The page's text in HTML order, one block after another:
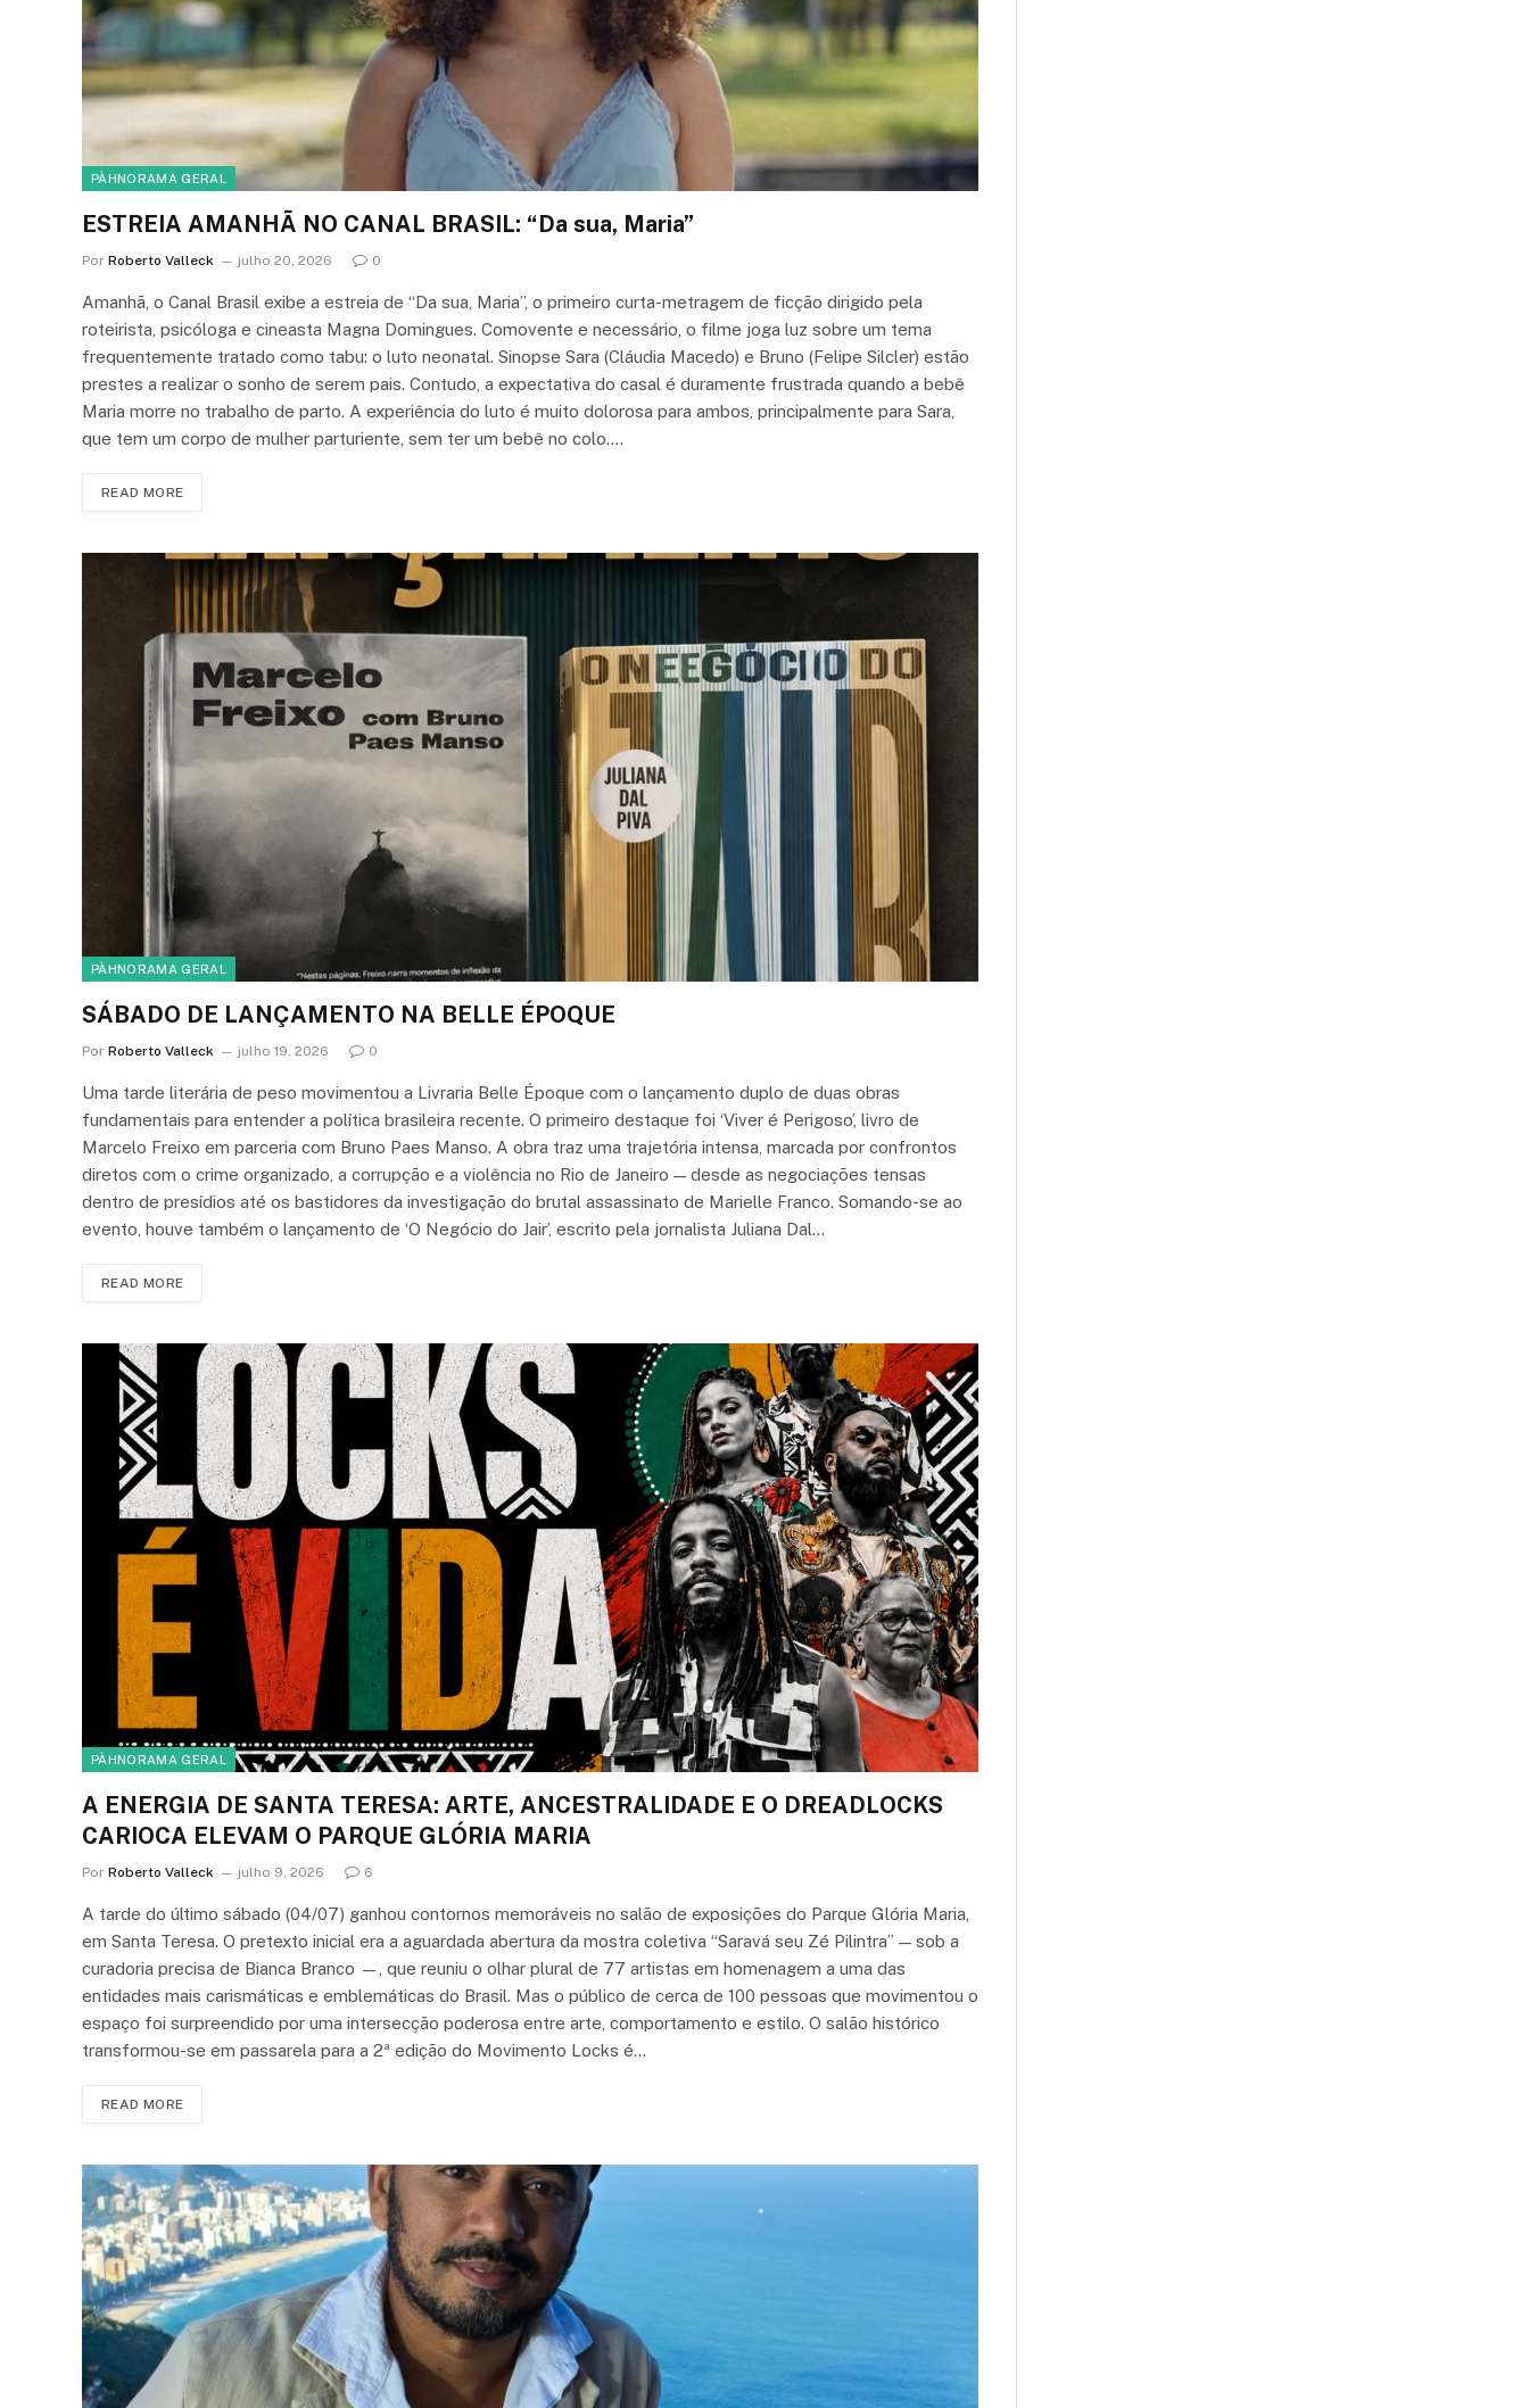
PÀHNORAMA GERAL
ESTREIA AMANHÃ NO CANAL BRASIL: “Da sua, Maria”
Por Roberto Valleck julho 20, 2026 0
Amanhã, o Canal Brasil exibe a estreia de “Da sua, Maria”, o primeiro curta-metragem de ficção dirigido pela
roteirista, psicóloga e cineasta Magna Domingues. Comovente e necessário, o filme joga luz sobre um tema
frequentemente tratado como tabu: o luto neonatal. Sinopse Sara (Cláudia Macedo) e Bruno (Felipe Silcler) estão
prestes a realizar o sonho de serem pais. Contudo, a expectativa do casal é duramente frustrada quando a bebê
Maria morre no trabalho de parto. A experiência do luto é muito dolorosa para ambos, principalmente para Sara,
que tem um corpo de mulher parturiente, sem ter um bebê no colo.…
READ MORE
PÀHNORAMA GERAL
SÁBADO DE LANÇAMENTO NA BELLE ÉPOQUE
Por Roberto Valleck julho 19, 2026 0
Uma tarde literária de peso movimentou a Livraria Belle Époque com o lançamento duplo de duas obras
fundamentais para entender a política brasileira recente. O primeiro destaque foi ‘Viver é Perigoso’, livro de
Marcelo Freixo em parceria com Bruno Paes Manso. A obra traz uma trajetória intensa, marcada por confrontos
diretos com o crime organizado, a corrupção e a violência no Rio de Janeiro — desde as negociações tensas
dentro de presídios até os bastidores da investigação do brutal assassinato de Marielle Franco. Somando-se ao
evento, houve também o lançamento de ‘O Negócio do Jair’, escrito pela jornalista Juliana Dal…
READ MORE
PÀHNORAMA GERAL
A ENERGIA DE SANTA TERESA: ARTE, ANCESTRALIDADE E O DREADLOCKS
CARIOCA ELEVAM O PARQUE GLÓRIA MARIA
Por Roberto Valleck julho 9, 2026 6
A tarde do último sábado (04/07) ganhou contornos memoráveis no salão de exposições do Parque Glória Maria,
em Santa Teresa. O pretexto inicial era a aguardada abertura da mostra coletiva “Saravá seu Zé Pilintra” — sob a
curadoria precisa de Bianca Branco —, que reuniu o olhar plural de 77 artistas em homenagem a uma das
entidades mais carismáticas e emblemáticas do Brasil. Mas o público de cerca de 100 pessoas que movimentou o
espaço foi surpreendido por uma intersecção poderosa entre arte, comportamento e estilo. O salão histórico
transformou-se em passarela para a 2ª edição do Movimento Locks é…
READ MORE